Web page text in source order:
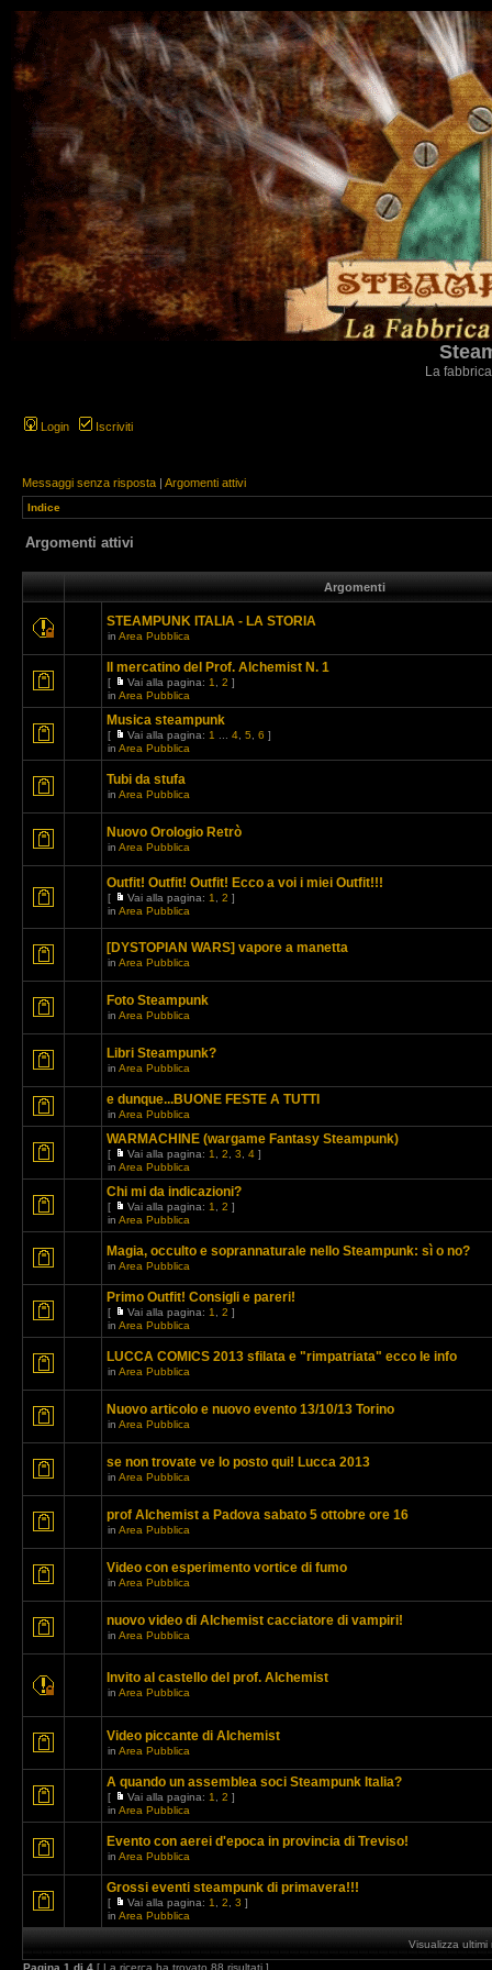
La
Login Iscriviti
Messaggi senza risposta | Argomenti attivi
Indice
Argomenti attivi
Argomenti
STEAMPUNK ITALIA - LA STORIA
in Area Pubblica
Il mercatino del Prof. Alchemist N. 1
[ Vai alla pagina: 1 2 ]
in Area Pubblica
Musica steampunk
[ Vai alla pagina: 1 4 5 6 ]
in Area Pubblica
Tubi da stufa
in Area Pubblica
Nuovo Orologio Retrò
in Area Pubblica
Outfit! Outfit! Outfit! Ecco a voi i miei Outfit!!!
[ Vai alla pagina: 1 2 ]
in Area Pubblica
[DYSTOPIAN WARS] vapore a manetta
in Area Pubblica
Foto Steampunk
in Area Pubblica
Libri Steampunk?
in Area Pubblica
e dunque...BUONE FESTE A TUTTI
in Area Pubblica
WARMACHINE (wargame Fantasy Steampunk)
[ Vai alla pagina: 1 2 3 4 ]
in Area Pubblica
Chi mi da indicazioni?
[ Vai alla pagina: 1 2 ]
in Area Pubblica
Magia, occulto e soprannaturale nello Steampunk: sì o no?
in Area Pubblica
Primo Outfit! Consigli e pareri!
[ Vai alla pagina: 1 2 ]
in Area Pubblica
LUCCA COMICS 2013 sfilata e "rimpatriata" ecco le info
in Area Pubblica
Nuovo articolo e nuovo evento 13/10/13 Torino
in Area Pubblica
se non trovate ve lo posto qui! Lucca 2013
in Area Pubblica
prof Alchemist a Padova sabato 5 ottobre ore 16
in Area Pubblica
Video con esperimento vortice di fumo
in Area Pubblica
nuovo video di Alchemist cacciatore di vampiri!
in Area Pubblica
Invito al castello del prof. Alchemist
in Area Pubblica
Video piccante di Alchemist
in Area Pubblica
A quando un assemblea soci Steampunk Italia?
[ Vai alla pagina: 1 2 ]
in Area Pubblica
Evento con aerei d'epoca in provincia di Treviso!
in Area Pubblica
Grossi eventi steampunk di primavera!!!
[ Vai alla pagina: 1 2 3 ]
in Area Pubblica
Visualizza ultimi
Pagina 1 di 4 [ La ricerca ha trovato 88 risultati ]